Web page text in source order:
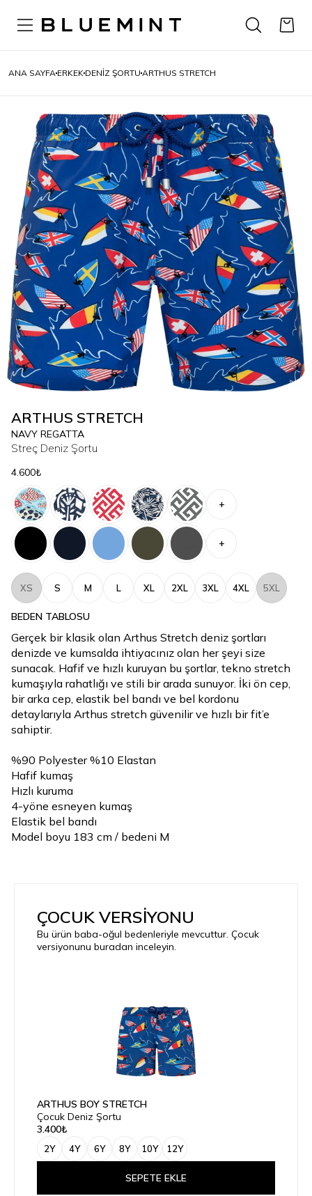
ANA SAYFA ERKEK DENIZ ŞORTU ARTHUS STRETCH
ARTHUS STRETCH
NAVY REGATTA
Streç Deniz Şortu
4.600₺
+
+
XS S M L XL 2XL 3XL 4XL 5XL
BEDEN TABLOSU
Gerçek bir klasik olan Arthus Stretch deniz şortları
denizde ve kumsalda ihtiyacınız olan her şeyi size
sunacak. Hafif ve hızlı kuruyan bu şortlar, tekno stretch
kumaşıyla rahatlığı ve stili bir arada sunuyor. İki ön cep,
bir arka cep, elastik bel bandı ve bel kordonu
detaylarıyla Arthus stretch güvenilir ve hızlı bir fit’e
sahiptir.
%90 Polyester %10 Elastan
Hafif kumaş
Hızlı kuruma
4-yöne esneyen kumaş
Elastik bel bandı
Model boyu 183 cm / bedeni M
ÇOCUK VERSİYONU
Bu ürün baba-oğul bedenleriyle mevcuttur. Çocuk
versiyonunu buradan inceleyin.
ARTHUS BOY STRETCH
Çocuk Deniz Şortu
3.400₺
2Y 4Y 6Y 8Y 10Y 12Y
SEPETE EKLE